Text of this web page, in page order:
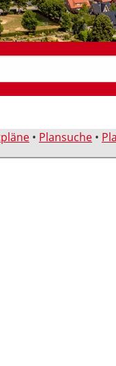
• Plansuche •